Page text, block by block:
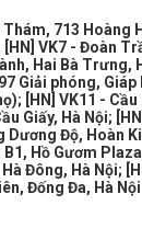
Thám, 713 Hoàng
[HN] VK7 - Đoàn
Hai Bà Trưng,
Giải phóng, Giáp
;
[HN] VK11 -
Giấy, Hà Nội;
Dương Độ, Hoàn
Hồ Gươm
Đông, Hà Nội;
Đống Đa, Hà Nội